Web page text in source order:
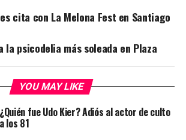
cita con La Melona Fest en Santiago
la psicodelia más soleada en Plaza
YOU MAY LIKE
¿Quién fue Udo Kier? Adiós al actor de culto
a los 81